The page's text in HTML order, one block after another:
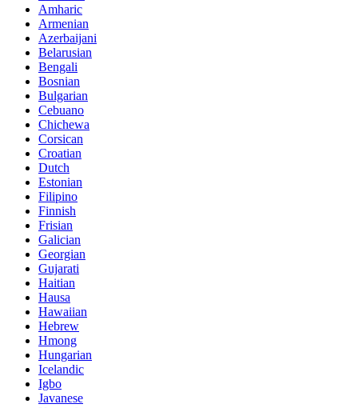
Amharic
Armenian
Azerbaijani
Belarusian
Bengali
Bosnian
Bulgarian
Cebuano
Chichewa
Corsican
Croatian
Dutch
Estonian
Filipino
Finnish
Frisian
Galician
Georgian
Gujarati
Haitian
Hausa
Hawaiian
Hebrew
Hmong
Hungarian
Icelandic
Igbo
Javanese